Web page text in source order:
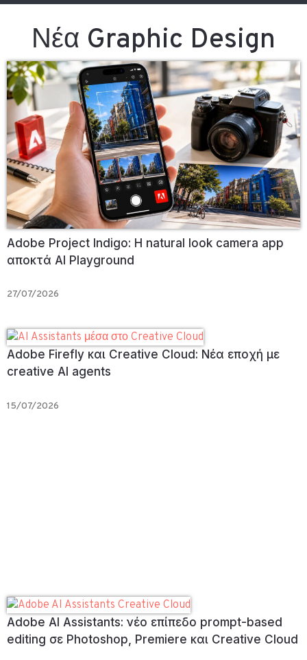
Νέα Graphic Design
Adobe Project Indigo: Η natural look camera app
αποκτά AI Playground
27/07/2026
Adobe Firefly και Creative Cloud: Νέα εποχή με
creative AI agents
15/07/2026
Adobe AI Assistants: νέο επίπεδο prompt-based
editing σε Photoshop, Premiere και Creative Cloud